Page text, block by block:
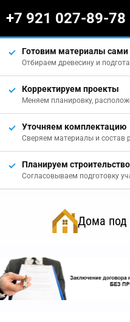
+7 921 027-89-78
Готовим материалы сами
Отбираем древесину и
Корректируем проекты
Меняем планировку,
Уточняем комплектацию
Сверяем материалы и состав
Планируем строительство
Согласовываем подготовку
Дома под